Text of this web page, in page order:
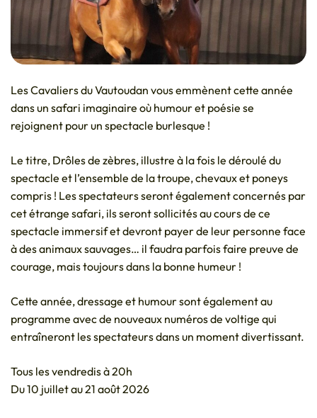
Les Cavaliers du Vautoudan vous emmènent cette année
dans un safari imaginaire où humour et poésie se
rejoignent pour un spectacle burlesque !
Le titre, Drôles de zèbres, illustre à la fois le déroulé du
spectacle et l’ensemble de la troupe, chevaux et poneys
compris ! Les spectateurs seront également concernés par
cet étrange safari, ils seront sollicités au cours de ce
spectacle immersif et devront payer de leur personne face
à des animaux sauvages… il faudra parfois faire preuve de
courage, mais toujours dans la bonne humeur !
Cette année, dressage et humour sont également au
programme avec de nouveaux numéros de voltige qui
entraîneront les spectateurs dans un moment divertissant.
Tous les vendredis à 20h
Du 10 juillet au 21 août 2026